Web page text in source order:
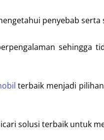
penyebab serta
sehingga
terbaik menjadi
solusi terbaik untuk